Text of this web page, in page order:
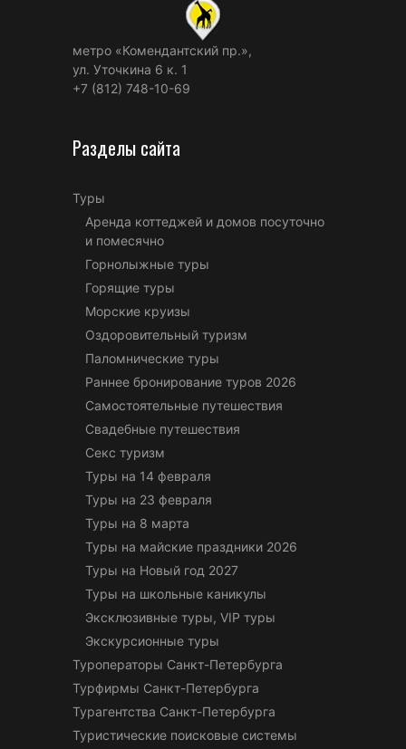
метро «Комендантский пр.»,
ул. Уточкина 6 к. 1
+7 (812) 748-10-69
Разделы сайта
Туры
Аренда коттеджей и домов посуточно
и помесячно
Горнолыжные туры
Горящие туры
Морские круизы
Оздоровительный туризм
Паломнические туры
Раннее бронирование туров 2026
Самостоятельные путешествия
Свадебные путешествия
Секс туризм
Туры на 14 февраля
Туры на 23 февраля
Туры на 8 марта
Туры на майские праздники 2026
Туры на Новый год 2027
Туры на школьные каникулы
Эксклюзивные туры, VIP туры
Экскурсионные туры
Туроператоры Санкт-Петербурга
Турфирмы Санкт-Петербурга
Турагентства Санкт-Петербурга
Туристические поисковые системы